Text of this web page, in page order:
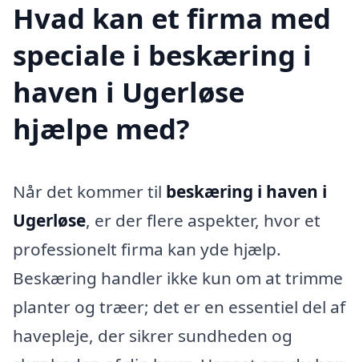
Hvad kan et firma med
speciale i beskæring i
haven i Ugerløse
hjælpe med?
Når det kommer til beskæring i haven i
Ugerløse, er der flere aspekter, hvor et
professionelt firma kan yde hjælp.
Beskæring handler ikke kun om at trimme
planter og træer; det er en essentiel del af
havepleje, der sikrer sundheden og